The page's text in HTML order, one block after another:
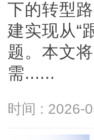
下的转型
建实现从“
题。本文
需......
时间 : 2026-